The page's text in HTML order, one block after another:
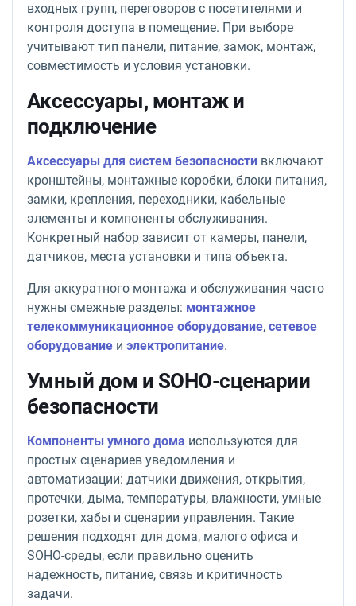
входных групп, переговоров с посетителями и
контроля доступа в помещение. При выборе
учитывают тип панели, питание, замок, монтаж,
совместимость и условия установки.
Аксессуары, монтаж и
подключение
Аксессуары для систем безопасности включают
кронштейны, монтажные коробки, блоки питания,
замки, крепления, переходники, кабельные
элементы и компоненты обслуживания.
Конкретный набор зависит от камеры, панели,
датчиков, места установки и типа объекта.
Для аккуратного монтажа и обслуживания часто
нужны смежные разделы: монтажное
телекоммуникационное оборудование, сетевое
оборудование и электропитание.
Умный дом и SOHO-сценарии
безопасности
Компоненты умного дома используются для
простых сценариев уведомления и
автоматизации: датчики движения, открытия,
протечки, дыма, температуры, влажности, умные
розетки, хабы и сценарии управления. Такие
решения подходят для дома, малого офиса и
SOHO-среды, если правильно оценить
надежность, питание, связь и критичность
задачи.